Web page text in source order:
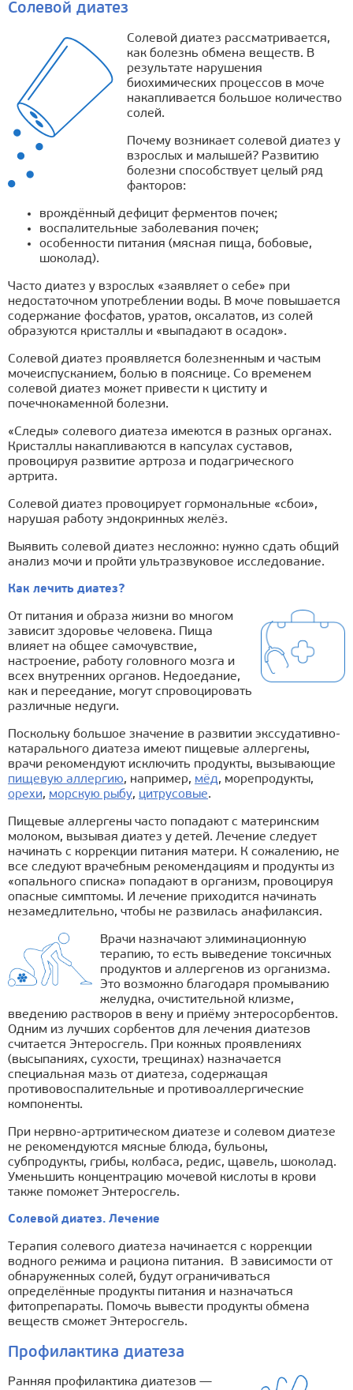
Солевой диатез
Солевой диатез рассматривается,
как болезнь обмена веществ. В
результате нарушения
биохимических процессов в моче
накапливается большое количество
солей.
Почему возникает солевой диатез у
взрослых и малышей? Развитию
болезни способствует целый ряд
факторов:
врождённый дефицит ферментов почек;
воспалительные заболевания почек;
особенности питания (мясная пища, бобовые,
шоколад).
Часто диатез у взрослых «заявляет о себе» при
недостаточном употреблении воды. В моче повышается
содержание фосфатов, уратов, оксалатов, из солей
образуются кристаллы и «выпадают в осадок».
Солевой диатез проявляется болезненным и частым
мочеиспусканием, болью в пояснице. Со временем
солевой диатез может привести к циститу и
почечнокаменной болезни.
«Следы» солевого диатеза имеются в разных органах.
Кристаллы накапливаются в капсулах суставов,
провоцируя развитие артроза и подагрического
артрита.
Солевой диатез провоцирует гормональные «сбои»,
нарушая работу эндокринных желёз.
Выявить солевой диатез несложно: нужно сдать общий
анализ мочи и пройти ультразвуковое исследование.
Как лечить диатез?
От питания и образа жизни во многом
зависит здоровье человека. Пища
влияет на общее самочувствие,
настроение, работу головного мозга и
всех внутренних органов. Недоедание,
как и переедание, могут спровоцировать
различные недуги.
Поскольку большое значение в развитии экссудативно-
катарального диатеза имеют пищевые аллергены,
врачи рекомендуют исключить продукты, вызывающие
пищевую аллергию, например, мёд, морепродукты,
орехи, морскую рыбу, цитрусовые.
Пищевые аллергены часто попадают с материнским
молоком, вызывая диатез у детей. Лечение следует
начинать с коррекции питания матери. К сожалению, не
все следуют врачебным рекомендациям и продукты из
«опального списка» попадают в организм, провоцируя
опасные симптомы. И лечение приходится начинать
незамедлительно, чтобы не развилась анафилаксия.
Врачи назначают элиминационную
терапию, то есть выведение токсичных
продуктов и аллергенов из организма.
Это возможно благодаря промыванию
желудка, очистительной клизме,
введению растворов в вену и приёму энтеросорбентов.
Одним из лучших сорбентов для лечения диатезов
считается Энтеросгель. При кожных проявлениях
(высыпаниях, сухости, трещинах) назначается
специальная мазь от диатеза, содержащая
противовоспалительные и противоаллергические
компоненты.
При нервно-артритическом диатезе и солевом диатезе
не рекомендуются мясные блюда, бульоны,
субпродукты, грибы, колбаса, редис, щавель, шоколад.
Уменьшить концентрацию мочевой кислоты в крови
также поможет Энтеросгель.
Солевой диатез. Лечение
Терапия солевого диатеза начинается с коррекции
водного режима и рациона питания. В зависимости от
обнаруженных солей, будут ограничиваться
определённые продукты питания и назначаться
фитопрепараты. Помочь вывести продукты обмена
веществ сможет Энтеросгель.
Профилактика диатеза
Ранняя профилактика диатезов —